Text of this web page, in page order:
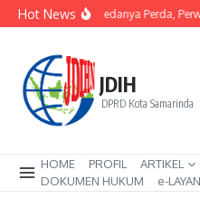
Skip to content
Hot NewsApa Bedanya Perda,
JDIH
DPRD Kota Samarinda
HOME PROFIL
ARTIKEL
DOKUMEN HUKUM
e-